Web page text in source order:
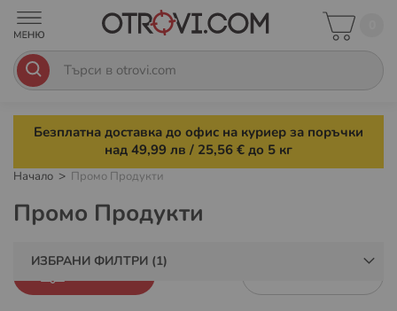
Безплатна доставка до офис на куриер за поръчки
над 49,99 лв / 25,56 € до 5 кг
Начало Промо Продукти
Промо Продукти
ИЗБРАНИ ФИЛТРИ